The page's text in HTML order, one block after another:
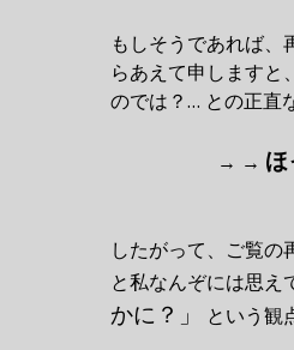
もしそうであれば
らあえて申しますと
のでは？… との正直
→ →
したがって、ご覧の
と私なんぞには思
かに？」
という観